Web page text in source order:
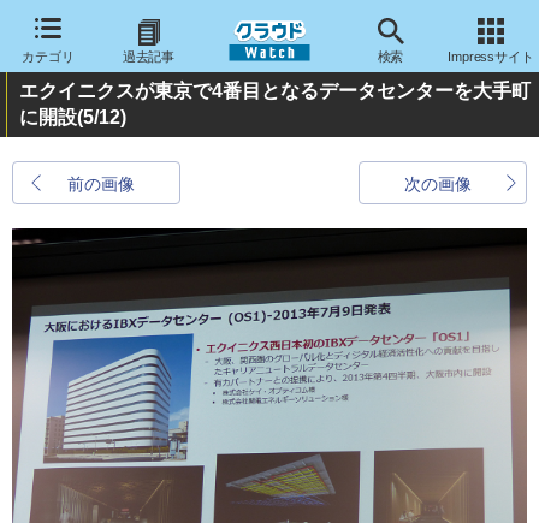
カテゴリ 過去記事 検索 Impressサイト
エクイニクスが東京で4番目となるデータセンターを大手町
に開設(5/12)
前の画像 次の画像